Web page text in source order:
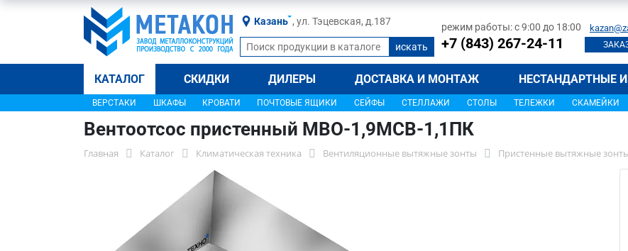
Казань , ул. Тэцевская, д.187 режим работы: с 9:00 до 18:00
+7 (843) 267-24-11
КАТАЛОГ СКИДКИ ДИЛЕРЫ ДОСТАВКА И МОНТАЖ НЕСТАНДАРТНЫЕ
ВЕРСТАКИ ШКАФЫ КРОВАТИ ПОЧТОВЫЕ ЯЩИКИ СЕЙФЫ СТЕЛЛАЖИ СТОЛЫ ТЕЛЕЖКИ СКАМЕЙКИ
Вентоотсос пристенный МВО-1,9МСВ-1,1ПК
Главная Каталог Климатическая техника Вентиляционные вытяжные зонты Пристенные вытяжные